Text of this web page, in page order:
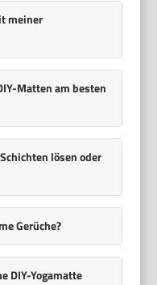
meiner
Matten am besten
lösen oder
Gerüche?
DIY-Yogamatte